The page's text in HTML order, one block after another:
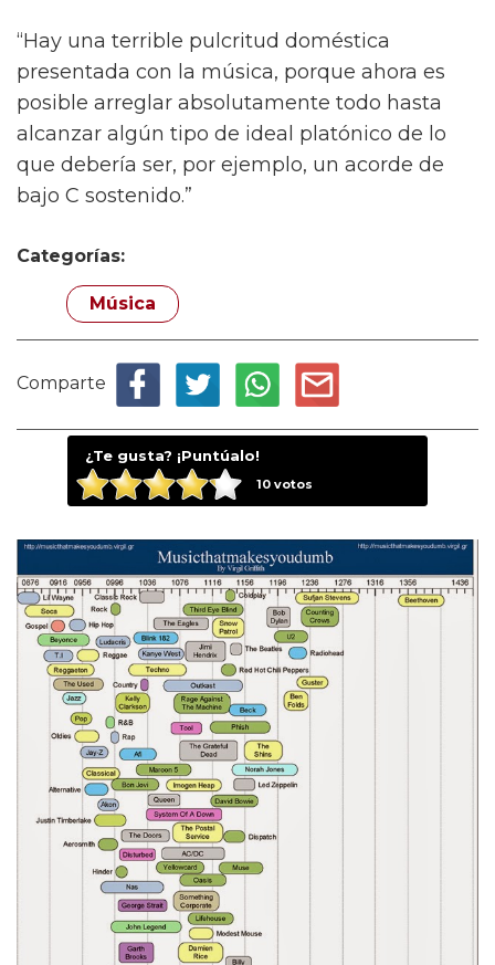
“Hay una terrible pulcritud doméstica
presentada con la música, porque ahora es
posible arreglar absolutamente todo hasta
alcanzar algún tipo de ideal platónico de lo
que debería ser, por ejemplo, un acorde de
bajo C sostenido.”
Categorías:
Música
Comparte
¿Te gusta? ¡Puntúalo!
10votos